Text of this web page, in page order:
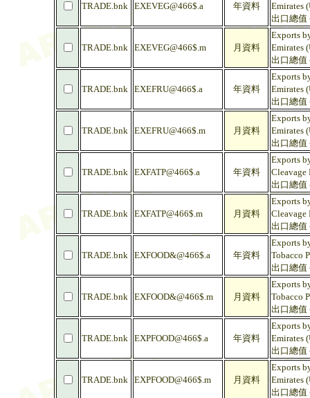
TRADE.bnk EXEVEG@466$.a 年資料
Emirates
出口總值
TRADE.bnk EXEVEG@466$.m 月資料
Exports
Emirates
出口總值
TRADE.bnk EXEFRU@466$.a 年資料
Exports
Emirates
出口總值
TRADE.bnk EXEFRU@466$.m 月資料
Exports
Emirates
出口總值
TRADE.bnk EXFATP@466$.a 年資料
Exports
Cleavage
出口總值
TRADE.bnk EXFATP@466$.m 月資料
Exports
Cleavage
出口總值
TRADE.bnk EXFOOD&@466$.a 年資料
Exports
Tobacco
出口總值
TRADE.bnk EXFOOD&@466$.m 月資料
Exports
Tobacco
出口總值
TRADE.bnk EXPFOOD@466$.a 年資料
Exports
Emirates
出口總值
TRADE.bnk EXPFOOD@466$.m 月資料
Exports
Emirates
出口總值